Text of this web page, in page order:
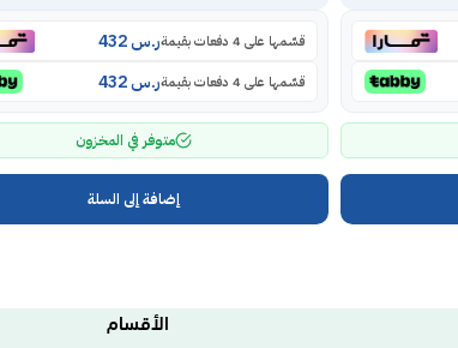
قسّمها على 4 دفعات بقيمة ر.س
قسّمها على 4 دفعات بقيمة ر.س
متوفر في المخزون
إضافة إلى السلة
الأقسام